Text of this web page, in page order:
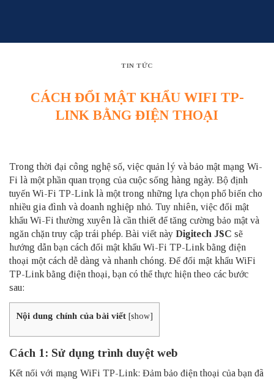
TIN TỨC
CÁCH ĐỔI MẬT KHẨU WIFI TP-
LINK BẰNG ĐIỆN THOẠI
Trong thời đại công nghệ số, việc quản lý và bảo mật mạng Wi-
Fi là một phần quan trọng của cuộc sống hàng ngày. Bộ định
tuyến Wi-Fi TP-Link là một trong những lựa chọn phổ biến cho
nhiều gia đình và doanh nghiệp nhỏ. Tuy nhiên, việc đổi mật
khẩu Wi-Fi thường xuyên là cần thiết để tăng cường bảo mật và
ngăn chặn truy cập trái phép. Bài viết này Digitech JSC sẽ
hướng dẫn bạn cách đổi mật khẩu Wi-Fi TP-Link bằng điện
thoại một cách dễ dàng và nhanh chóng. Để đổi mật khẩu WiFi
TP-Link bằng điện thoại, bạn có thể thực hiện theo các bước
sau:
Nội dung chính của bài viết [show]
Cách 1: Sử dụng trình duyệt web
Kết nối với mạng WiFi TP-Link: Đảm bảo điện thoại của bạn đã